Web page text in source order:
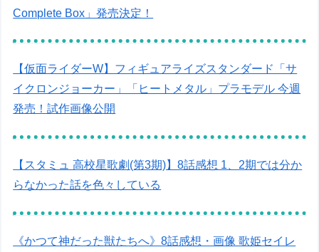
Complete Box」発売決定！
【仮面ライダーW】フィギュアライズスタンダード「サ
イクロンジョーカー」「ヒートメタル」プラモデル 今週
発売！試作画像公開
【スタミュ 高校星歌劇(第3期)】8話感想 1、2期では分か
らなかった話を色々している
《かつて神だった獣たちへ》8話感想・画像 歌姫セイレ